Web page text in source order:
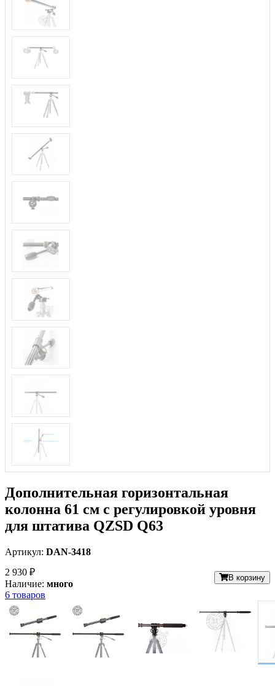
Дополнительная горизонтальная
колонна 61 см с регулировкой уровня
для штатива QZSD Q63
Артикул: DAN-3418
2 930 ₽
Наличие: много
В корзину
6 товаров